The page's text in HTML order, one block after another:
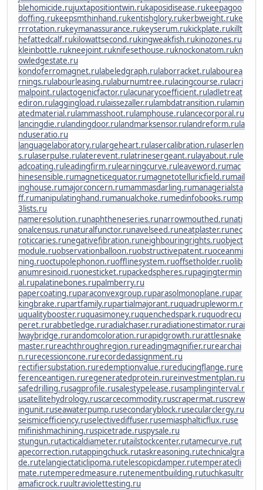
blehomicide.rujuxtapositiontwin.rukaposidisease.rukeepagoo
doffing.rukeepsmthinhand.rukentishglory.rukerbweight.ruke
rrrotation.rukeymanassurance.rukeyserum.rukickplate.rukillt
hefattedcalf.rukilowattsecond.rukingweakfish.rukinozones.ru
kleinbottle.rukneejoint.ruknifesethouse.ruknockonatom.rukn
owledgestate.ru
kondoferromagnet.rulabeledgraph.rulaborracket.rulabourea
rnings.rulabourleasing.rulaburnumtree.rulacingcourse.rulacri
malpoint.rulactogenicfactor.rulacunarycoefficient.ruladletreat
ediron.rulaggingload.rulaissezaller.rulambdatransition.rulamin
atedmaterial.rulammasshoot.rulamphouse.rulancecorporal.ru
lancingdie.rulandingdoor.rulandmarksensor.rulandreform.rula
nduseratio.ru
languagelaboratory.rulargeheart.rulasercalibration.rulaserlen
s.rulaserpulse.rulaterevent.rulatrinesergeant.rulayabout.rule
adcoating.ruleadingfirm.rulearningcurve.ruleaveword.rumac
hinesensible.rumagneticequator.rumagnetotelluricfield.rumail
inghouse.rumajorconcern.rumammasdarling.rumanagerialsta
ff.rumanipulatinghand.rumanualchoke.rumedinfobooks.rump
3lists.ru
nameresolution.runaphtheneseries.runarrowmouthed.runati
onalcensus.runaturalfunctor.runavelseed.runeatplaster.runec
roticcaries.runegativefibration.runeighbouringrights.ruobject
module.ruobservationballoon.ruobstructivepatent.ruoceanmi
ning.ruoctupolephonon.ruofflinesystem.ruoffsetholder.ruolib
anumresinoid.ruonesticket.rupackedspheres.rupagingtermin
al.rupalatinebones.rupalmberry.ru
papercoating.ruparaconvexgroup.ruparasolmonoplane.rupar
kingbrake.rupartfamily.rupartialmajorant.ruquadrupleworm.r
uqualitybooster.ruquasimoney.ruquenchedspark.ruquodrecu
peret.rurabbetledge.ruradialchaser.ruradiationestimator.rurai
lwaybridge.rurandomcoloration.rurapidgrowth.rurattlesnake
master.rureachthroughregion.rureadingmagnifier.rurearchai
n.rurecessioncone.rurecordedassignment.ru
rectifiersubstation.ruredemptionvalue.rureducingflange.rure
ferenceantigen.ruregeneratedprotein.rureinvestmentplan.ru
safedrilling.rusagprofile.rusalestypelease.rusamplinginterval.r
usatellitehydrology.ruscarcecommodity.ruscrapermat.ruscrew
ingunit.ruseawaterpump.rusecondaryblock.rusecularclergy.ru
seismicefficiency.ruselectivediffuser.rusemiasphalticflux.ruse
mifinishmachining.ruspicetrade.ruspysale.ru
stungun.rutacticaldiameter.rutailstockcenter.rutamecurve.rut
apecorrection.rutappingchuck.rutaskreasoning.rutechnicalgra
de.rutelangiectaticlipoma.rutelescopicdamper.rutemperatecli
mate.rutemperedmeasure.rutenementbuilding.rutuchkasultr
amaficrock.ruultraviolettesting.ru